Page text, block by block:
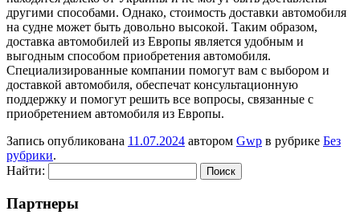
другими способами. Однако, стоимость доставки автомобиля
на судне может быть довольно высокой. Таким образом,
доставка автомобилей из Европы является удобным и
выгодным способом приобретения автомобиля.
Специализированные компании помогут вам с выбором и
доставкой автомобиля, обеспечат консультационную
поддержку и помогут решить все вопросы, связанные с
приобретением автомобиля из Европы.
Запись опубликована 11.07.2024 автором Gwp в рубрике Без
рубрики.
Найти:
Партнеры